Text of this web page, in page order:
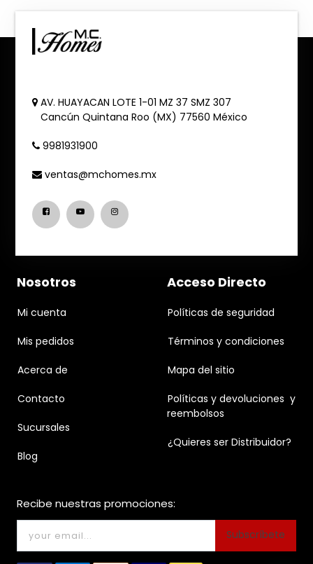
AV. HUAYACAN LOTE 1-01 MZ 37 SMZ 307
Cancún Quintana Roo (MX) 77560 México
9981931900
ventas@mchomes.mx
Nosotros
Mi cuenta
Mis pedidos
Acerca de
Contacto
Sucursales
Blog
Acceso Directo
Políticas de seguridad
Términos y condiciones
Mapa del sitio
Políticas y devoluciones y
reembolsos
¿Quieres ser Distribuidor?
Recibe nuestras promociones:
Subscríbete